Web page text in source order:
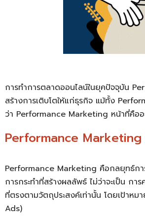
การทำการตลาดออนไลน์ในยุคปัจจุบัน
สร้างการเติบโตให้แก่ธุรกิจ แม้ทั้ง
ว่า Performance Marketing หน้าที่คือ
Performance Marketing
Performance Marketing คือกลยุทธ์กา
การกระทำที่สร้างผลลัพธ์ ไม่ว่าจะเป็น ก
ที่ตรงตามวัตถุประสงค์เท่านั้น โดยเป้าห
Ads)